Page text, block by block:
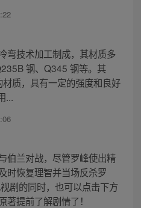
弯技术加工制成，其材质多
钢、Q345 钢等。其
质，具有一定的强度和良好
...
伯兰对战，尽管罗峰使出精
时恢复理智并当场反杀罗
剧的同时，也可以点击下方
提前了解剧情了！